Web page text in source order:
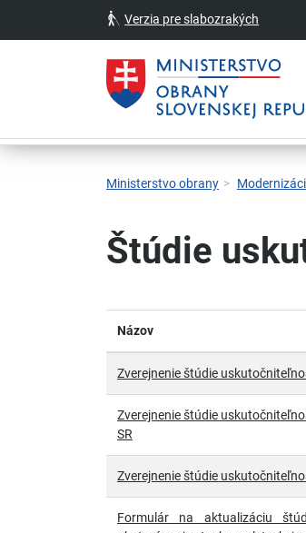
Skočiť na hlavnú navigáciu
Skočiť na obsah
Skočiť na bočný panel
Skočiť na pätičku
Kontakt
Prehlásenie o prístupnosti
Verzia pre slabozrakých
Ministerstvo obrany
Štúdie
Názov
Zverejnenie štúdie
Zverejnenie štúdie
SR
Zverejnenie štúdie
Formulár na aktualizáciu